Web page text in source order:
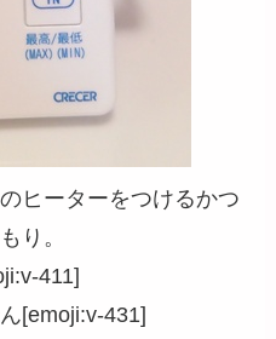
ヒーターをつけるかつ
り。
411]
[emoji:v-431]